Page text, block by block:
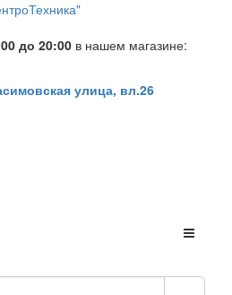
до 20:00 в нашем магазине:
улица, вл.26